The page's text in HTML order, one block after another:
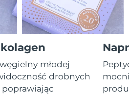
młodej
drobnych
Oczekiwany czas dostawy
8/14/26
Oczekiwany czas dostawy
Oczekiwany czas dostawy